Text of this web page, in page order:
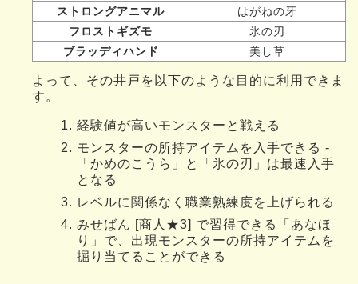
ストロングアニマル
はがねの牙
フロストギズモ
氷の刃
ブラッディハンド
美し草
よって、その井戸を以下のような目的に利用できま
す。
経験値が高いモンスターと戦える
モンスターの所持アイテムを入手できる -
「かめのこうら」と「氷の刃」は最速入手
となる
レベルに関係なく職業熟練度を上げられる
みせばん [商人★3] で習得できる「あなほ
り」で、出現モンスターの所持アイテムを
掘り当てることができる